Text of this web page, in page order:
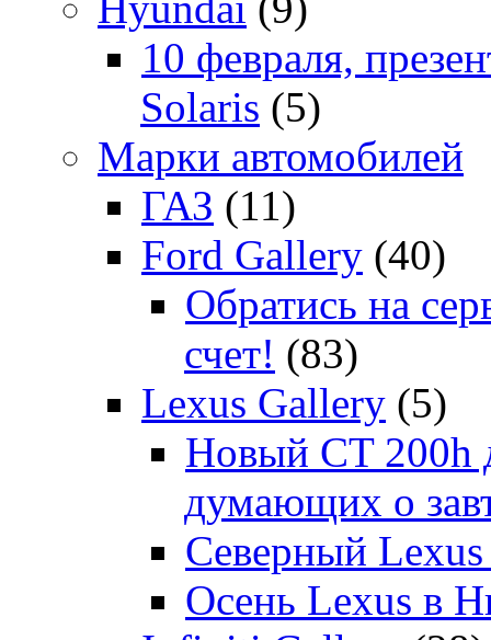
10 февраля,
Solaris (5)
Марки автомобилей
ГАЗ (11)
Ford Gallery (40)
Обратись на
счет! (83)
Lexus Gallery (5)
Новый CT 200h
думающих о
Северный Lexus
Осень Lexus в